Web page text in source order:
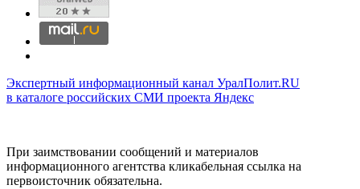
Экспертный информационный канал УралПолит.RU
в каталоге российских СМИ проекта Яндекс
При заимствовании сообщений и материалов
информационного агентства кликабельная ссылка на
первоисточник обязательна.